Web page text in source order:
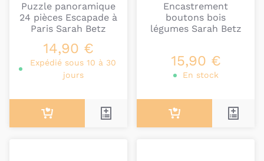
Puzzle panoramique
24 pièces Escapade à
Paris Sarah Betz
14,90 €
Expédié sous 10 à 30
jours
Encastrement
boutons bois
légumes Sarah Betz
15,90 €
En stock